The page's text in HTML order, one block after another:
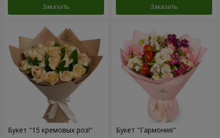
Заказать Заказать
Букет "15 кремовых роз!" Букет "Гармония"